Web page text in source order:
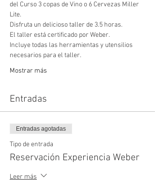
del Curso 3 copas de Vino o 6 Cervezas Miller
Lite.
Disfruta un delicioso taller de 3.5 horas.
El taller está certificado por Weber.
Incluye todas las herramientas y utensilios
necesarios para el taller.
Mostrar más
Entradas
Entradas agotadas
Tipo de entrada
Reservación Experiencia Weber
Leer más